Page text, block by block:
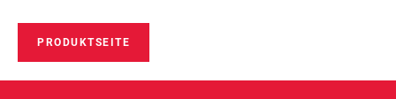
PRODUKTSEITE